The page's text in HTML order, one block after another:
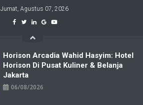
Jumat, Agustus 07, 2026
Horison Arcadia Wahid Hasyim: Hotel
Horison Di Pusat Kuliner & Belanja
Jakarta
06/08/2026